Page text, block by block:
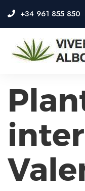
+34 961 855 850